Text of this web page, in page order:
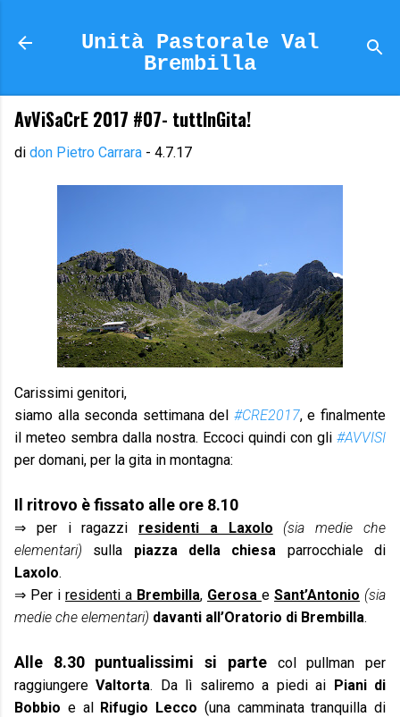
Unità Pastorale Val
Brembilla
AvViSaCrE 2017 #07- tuttInGita!
di don Pietro Carrara - 4.7.17
Carissimi genitori,
siamo alla seconda settimana del #CRE2017, e finalmente
il meteo sembra dalla nostra. Eccoci quindi con gli #AVVISI
per domani, per la gita in montagna:
Il ritrovo è fissato alle ore 8.10
⇒ per i ragazzi residenti a Laxolo
(sia medie che
elementari) sulla piazza della chiesa parrocchiale di
Laxolo.
⇒ Per i residenti a Brembilla, Gerosa e Sant’Antonio (sia
medie che elementari) davanti all’Oratorio di Brembilla.
Alle 8.30 puntualissimi si parte col pullman per
raggiungereValtorta. Da lì saliremo a piedi ai Piani di
Bobbio e al Rifugio Lecco (una camminata tranquilla di